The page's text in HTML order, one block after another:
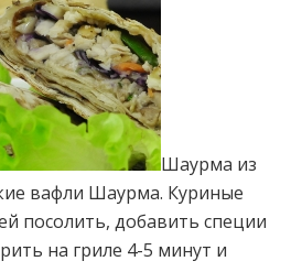
Шаурма из
вафли Шаурма. Куриные
посолить, добавить специи
на гриле 4-5 минут и